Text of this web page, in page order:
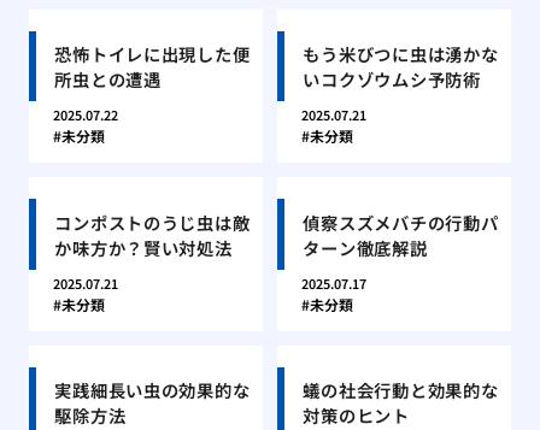
恐怖トイレに出現した便
所虫との遭遇
2025.07.22
未分類
もう米びつに虫は湧かな
いコクゾウムシ予防術
2025.07.21
未分類
コンポストのうじ虫は敵
か味方か？賢い対処法
2025.07.21
未分類
偵察スズメバチの行動パ
ターン徹底解説
2025.07.17
未分類
実践細長い虫の効果的な
駆除方法
蟻の社会行動と効果的な
対策のヒント